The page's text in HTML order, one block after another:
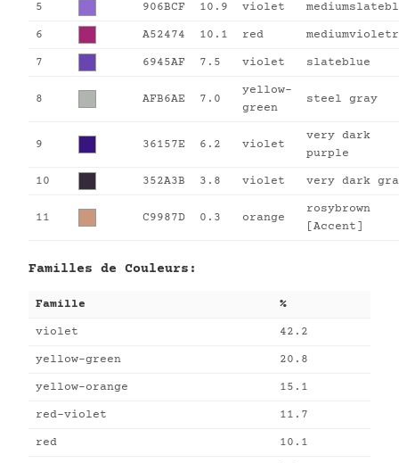
5 906BCF 10.9 violet
6 A52474 10.1 red
7 6945AF 7.5 violet slateblue
8 AFB6AE 7.0
yellow-
green
steel gray
9 36157E 6.2 violet
very dark
purple
10 352A3B 3.8 violet very dark
11 C9987D 0.3 orange
rosybrown
[Accent]
Familles de Couleurs:
Famille %
violet 42.2
yellow-green 20.8
yellow-orange 15.1
red-violet 11.7
red 10.1